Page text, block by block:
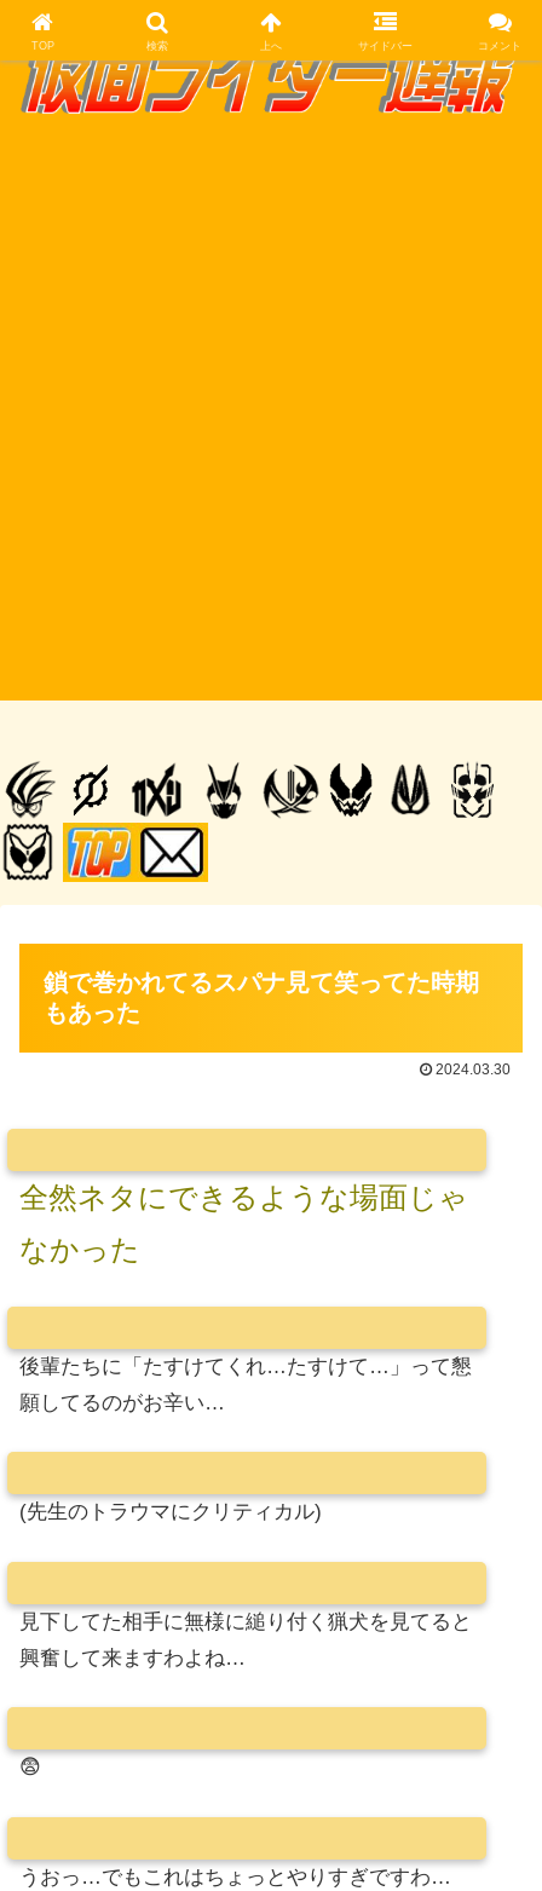
鎖で巻かれてるスパナ見て笑ってた時期
もあった
2024.03.30
全然ネタにできるような場面じゃ
なかった
後輩たちに「たすけてくれ…たすけて…」って懇
願してるのがお辛い…
(先生のトラウマにクリティカル)
見下してた相手に無様に縋り付く猟犬を見てると
興奮して来ますわよね…
😨
うおっ…でもこれはちょっとやりすぎですわ…
TOP 検索 上へ サイドバー コメント